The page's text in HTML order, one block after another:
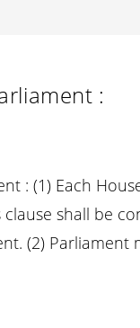
:
: (1) Each
shall be
(2) Parliament